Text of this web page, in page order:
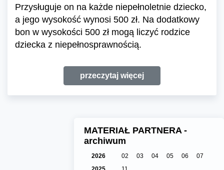
Przysługuje on na każde niepełnoletnie dziecko,
a jego wysokość wynosi 500 zł. Na dodatkowy
bon w wysokości 500 zł mogą liczyć rodzice
dziecka z niepełnosprawnością.
przeczytaj więcej
MATERIAŁ PARTNERA -
archiwum
2026 02 03 04 05 06
07